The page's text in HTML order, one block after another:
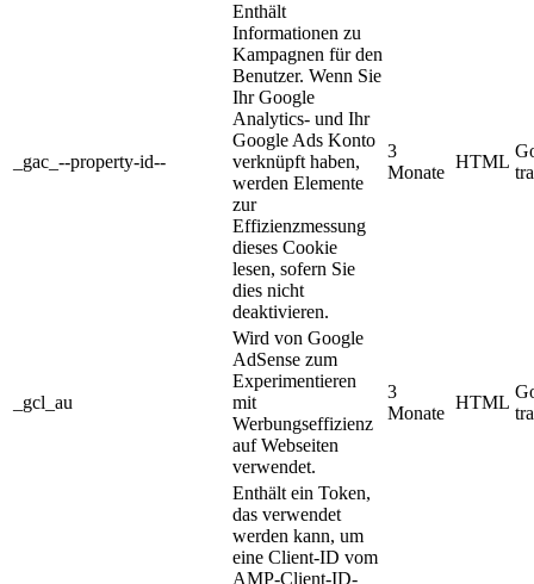
_gac_--property-id--
Enthält
Informationen zu
Kampagnen für den
Benutzer. Wenn Sie
Ihr Google
Analytics- und Ihr
Google Ads Konto
verknüpft haben,
werden Elemente
zur
Effizienzmessung
dieses Cookie
lesen, sofern Sie
dies nicht
deaktivieren.
3
Monate
HTML
_gcl_au
Wird von Google
AdSense zum
Experimentieren
mit
Werbungseffizienz
auf Webseiten
verwendet.
3
Monate
HTML
Enthält ein Token,
das verwendet
werden kann, um
eine Client-ID vom
AMP-Client-ID-